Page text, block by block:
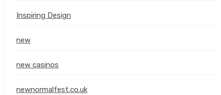
Inspiring Design
new
new casinos
newnormalfest.co.uk